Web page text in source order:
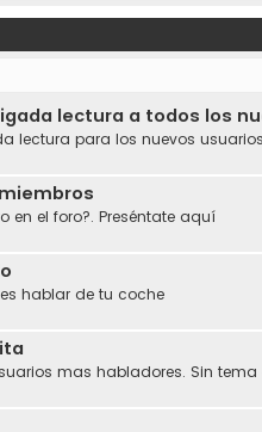
lectura a todos los
lectura para los nuevos
en el foro?. Preséntate aquí
hablar de tu coche
mas habladores. Sin